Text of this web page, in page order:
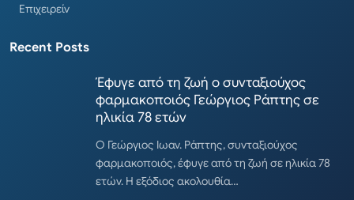
Επιχειρείν
Recent Posts
Έφυγε από τη ζωή ο συνταξιούχος
φαρμακοποιός Γεώργιος Ράπτης σε
ηλικία 78 ετών
Ο Γεώργιος Ιωαν. Ράπτης, συνταξιούχος
φαρμακοποιός, έφυγε από τη ζωή σε ηλικία 78
ετών. Η εξόδιος ακολουθία…